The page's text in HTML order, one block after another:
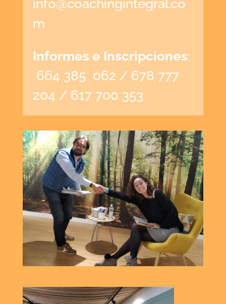
info@coachingintegral.co
m
Informes e Inscripciones:
664 385 062 / 678 777
204 / 617 700 353